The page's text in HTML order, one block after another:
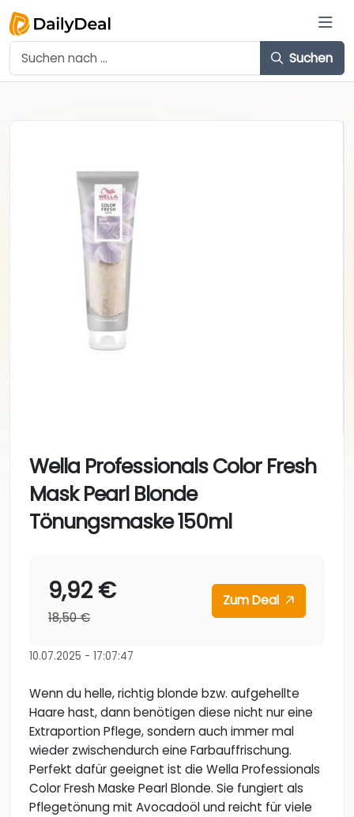
Suchen
Wella Professionals Color Fresh
Mask Pearl Blonde
Tönungsmaske 150ml
9,92 €
18,50 €
Zum Deal
10.07.2025 - 17:07:47
Wenn du helle, richtig blonde bzw. aufgehellte
Haare hast, dann benötigen diese nicht nur eine
Extraportion Pflege, sondern auch immer mal
wieder zwischendurch eine Farbauffrischung.
Perfekt dafür geeignet ist die Wella Professionals
Color Fresh Maske Pearl Blonde. Sie fungiert als
Pflegetönung mit Avocadoöl und reicht für viele